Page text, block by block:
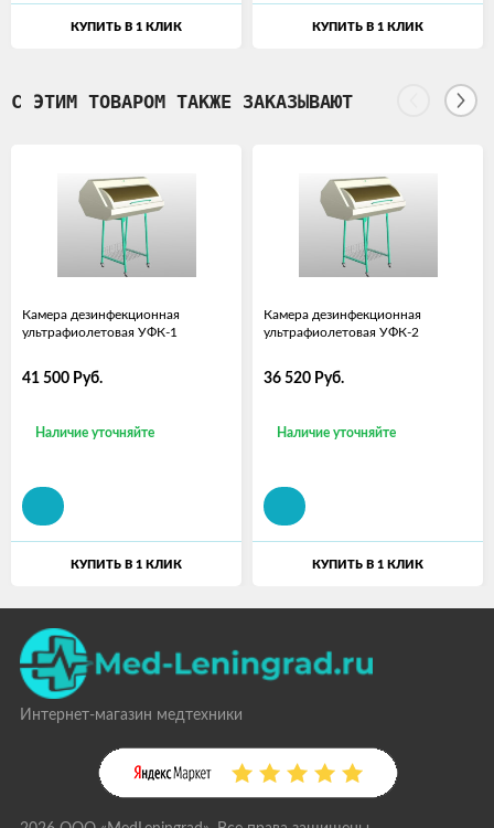
КУПИТЬ В 1 КЛИК КУПИТЬ В 1 КЛИК
С ЭТИМ ТОВАРОМ ТАКЖЕ ЗАКАЗЫВАЮТ
Камера дезинфекционная
ультрафиолетовая УФК-1
41 500 Руб.
Наличие уточняйте
КУПИТЬ В 1 КЛИК
Камера дезинфекционная
ультрафиолетовая УФК-2
36 520 Руб.
Наличие уточняйте
КУПИТЬ В 1 КЛИК
Интернет-магазин медтехники